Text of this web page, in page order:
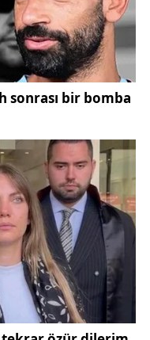
)
27 Nisan’da iki
Yazılı sınavda
da tabi tutulacak.